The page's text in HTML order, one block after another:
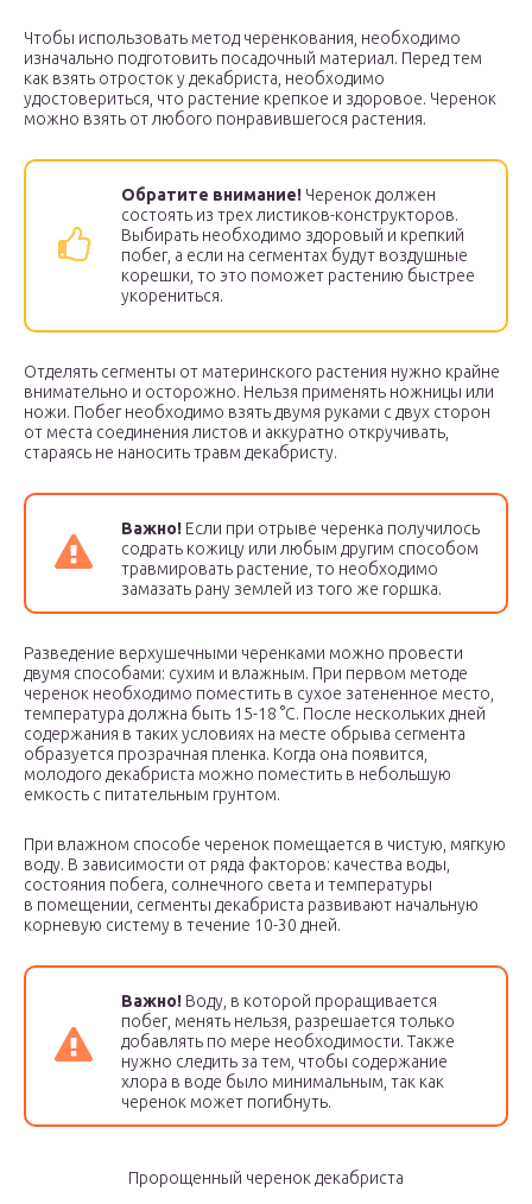
Чтобы использовать метод черенкования, необходимо
изначально подготовить посадочный материал. Перед тем
как взять отросток у декабриста, необходимо
удостовериться, что растение крепкое и здоровое. Черенок
можно взять от любого понравившегося растения.
Обратите внимание! Черенок должен
состоять из трех листиков-конструкторов.
Выбирать необходимо здоровый и крепкий
побег, а если на сегментах будут воздушные
корешки, то это поможет растению быстрее
укорениться.
Отделять сегменты от материнского растения нужно крайне
внимательно и осторожно. Нельзя применять ножницы или
ножи. Побег необходимо взять двумя руками с двух сторон
от места соединения листов и аккуратно откручивать,
стараясь не наносить травм декабристу.
Важно! Если при отрыве черенка получилось
содрать кожицу или любым другим способом
травмировать растение, то необходимо
замазать рану землей из того же горшка.
Разведение верхушечными черенками можно провести
двумя способами: сухим и влажным. При первом методе
черенок необходимо поместить в сухое затененное место,
температура должна быть 15-18 °С. После нескольких дней
содержания в таких условиях на месте обрыва сегмента
образуется прозрачная пленка. Когда она появится,
молодого декабриста можно поместить в небольшую
емкость с питательным грунтом.
При влажном способе черенок помещается в чистую, мягкую
воду. В зависимости от ряда факторов: качества воды,
состояния побега, солнечного света и температуры
в помещении, сегменты декабриста развивают начальную
корневую систему в течение 10-30 дней.
Важно! Воду, в которой проращивается
побег, менять нельзя, разрешается только
добавлять по мере необходимости. Также
нужно следить за тем, чтобы содержание
хлора в воде было минимальным, так как
черенок может погибнуть.
Пророщенный черенок декабриста